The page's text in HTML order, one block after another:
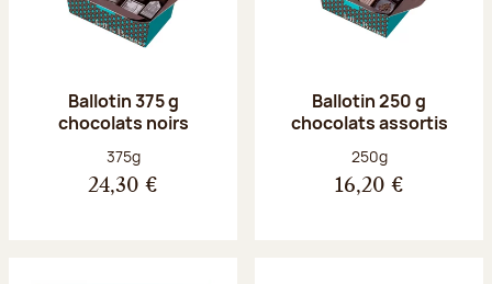
Ballotin 375 g
chocolats noirs
Poids net :
375g
24,30 €
Ballotin 250 g
chocolats assortis
Poids net :
250g
16,20 €